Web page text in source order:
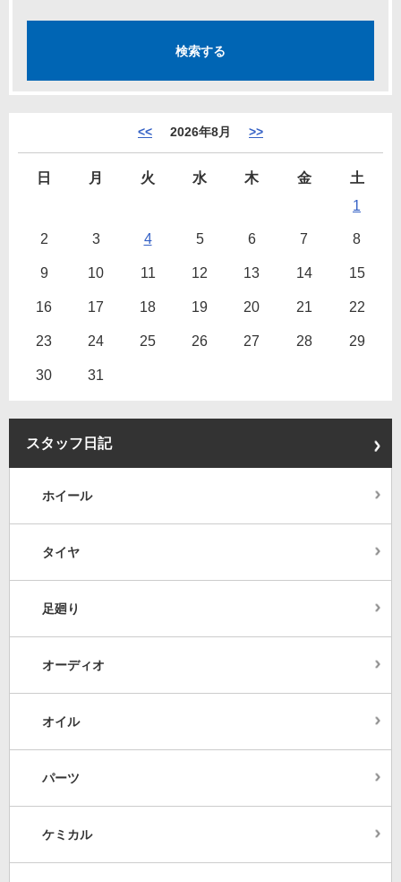
<< 2026年8月 >>
日 月 火 水 木 金
土
1
2 3 4 5 6 7 8
9 10 11 12 13 14 15
16 17 18 19 20 21 22
23 24 25 26 27 28 29
30 31
スタッフ日記
ホイール
タイヤ
足廻り
オーディオ
オイル
パーツ
ケミカル